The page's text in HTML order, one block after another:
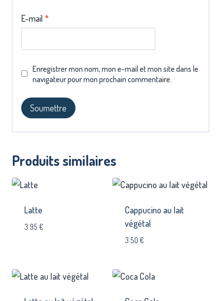
E-mail *
Enregistrer mon nom, mon e-mail et mon site dans le
navigateur pour mon prochain commentaire.
Produits similaires
Latte
3.95 €
Cappucino au lait
végétal
3.50 €